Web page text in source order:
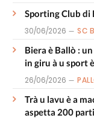
Sporting Club di
30/06/2026 SC
Biera è Ballò :
in giru à u sport
26/06/2026
Trà u lavu è a
aspetta 200